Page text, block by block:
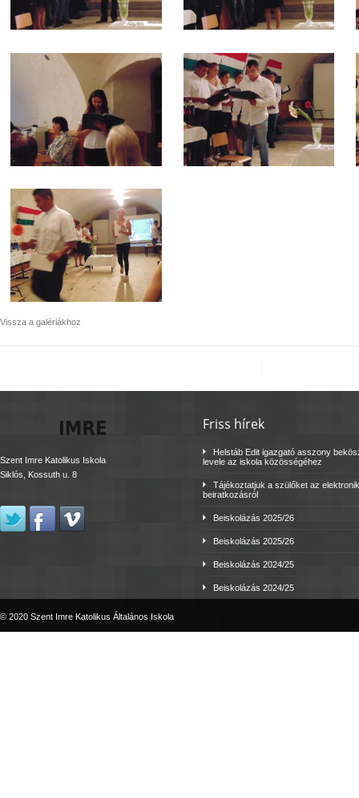
Vissza a galériákhoz
Szent Imre Katolikus Iskola
Siklós, Kossuth u. 8
Friss hírek
Helstáb Edit igazgató asszony
levele az iskola közösségéhez
Tájékoztatjuk a szülőket az
beiratkozásról
Beiskolázás 2025/26
Beiskolázás 2025/26
Beiskolázás 2024/25
Beiskolázás 2024/25
© 2020 Szent Imre Katolikus Általános Iskola